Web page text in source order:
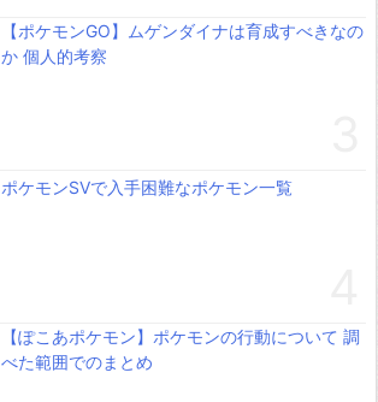
【ポケモンGO】ムゲンダイナは育成すべきなの
か 個人的考察
ポケモンSVで入手困難なポケモン一覧
【ぽこあポケモン】ポケモンの行動について 調
べた範囲でのまとめ